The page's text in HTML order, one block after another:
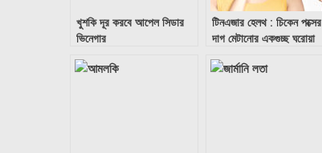
খুশকি দূর করবে আপেল সিডার
ভিনেগার
টিনএজার হেলথ : চিকেন পক্সের
দাগ মেটানোর একগুচ্ছ ঘরোয়া